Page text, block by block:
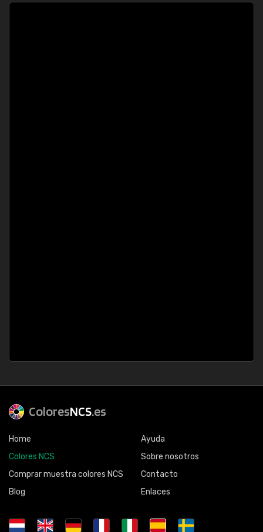
ColoresNCS.es
Home
Colores NCS
Comprar muestra colores NCS
Blog
Ayuda
Sobre nosotros
Contacto
Enlaces